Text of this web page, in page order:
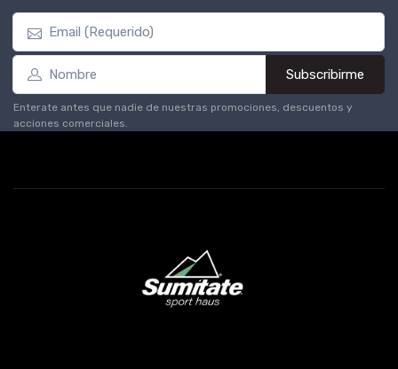
Subscribirme
Enterate antes que nadie de nuestras promociones, descuentos y
acciones comerciales.